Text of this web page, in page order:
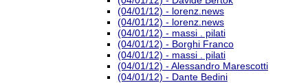
(04/01/12) - lorenz.news
(04/01/12) - lorenz.news
(04/01/12) - massi . pilati
(04/01/12) - Borghi Franco
(04/01/12) - massi . pilati
(04/01/12) - Alessandro Marescotti
(04/01/12) - Dante Bedini